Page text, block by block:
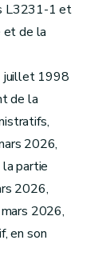
L3231-1 et
et de la
juillet 1998
de la
2026,
la partie
2026,
2026,
en son